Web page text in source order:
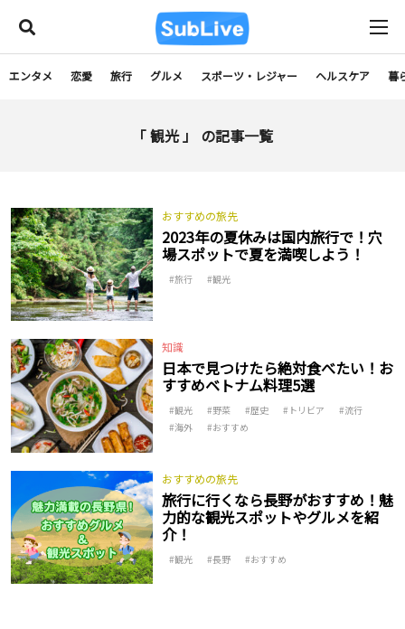
エンタメ 恋愛 旅行 グルメ スポーツ・レジャー ヘルスケア 暮
「 観光 」 の記事一覧
おすすめの旅先
2023年の夏休みは国内旅行で！穴
場スポットで夏を満喫しよう！
旅行 観光
知識
日本で見つけたら絶対食べたい！お
すすめベトナム料理5選
観光 野菜 歴史 トリビア
流行
海外
おすすめ
おすすめの旅先
旅行に行くなら長野がおすすめ！魅
力的な観光スポットやグルメを紹
介！
観光 長野 おすすめ